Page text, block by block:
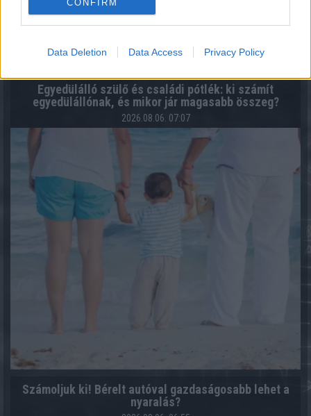
CONFIRM
Data Deletion Data Access Privacy Policy
Egyedülálló szülő és családi pótlék: ki számít
egyedülállónak, és mikor jár magasabb összeg?
2026.08.06. 07:07
Számoljuk ki! Bérelt autóval gazdaságosabb lehet a
nyaralás?